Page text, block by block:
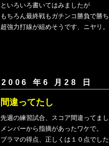
といろいろ書いてはみましたが
もちろん最終戦もガチンコ勝負で勝
超強力打線が組めそうです、ニヤリ。
2006 年6 月28 日
間違って
先週の練習試合、スコア間違ってまし
メンバーから指摘があったワケで。
ブラマの得点、正しくは１０点でした